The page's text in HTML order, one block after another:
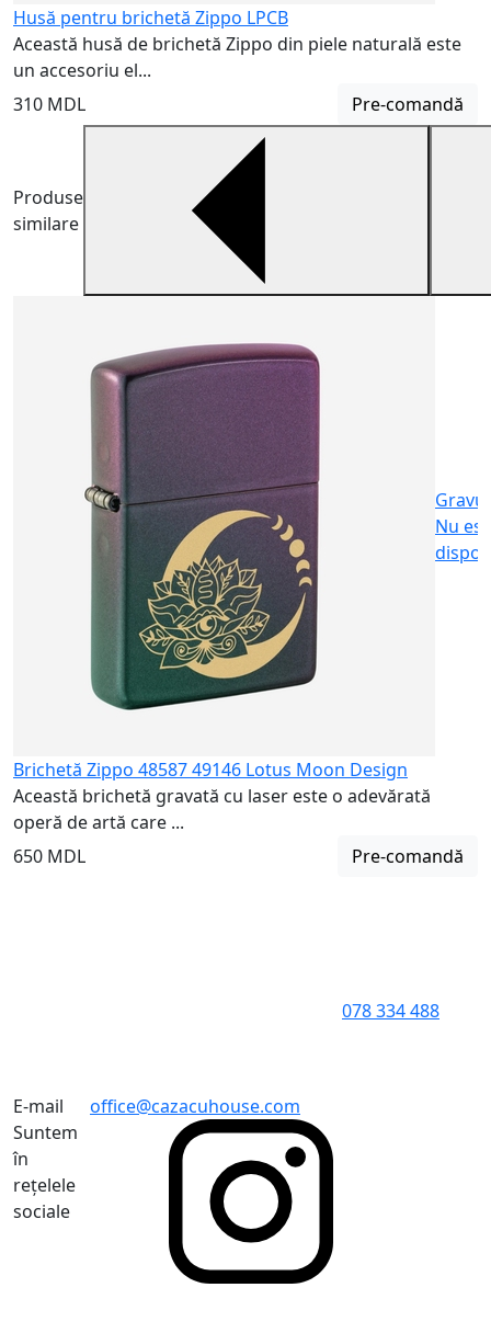
Husă pentru brichetă Zippo LPCB
Această husă de brichetă Zippo din piele naturală este
un accesoriu el...
310 MDL
Pre-comandă
Produse
similare
Nu
Brichetă Zippo 48587 49146 Lotus Moon Design
Această brichetă gravată cu laser este o adevărată
operă de artă care ...
650 MDL
Pre-comandă
078 334 488
E-mail
office@cazacuhouse.com
Suntem
în
rețelele
sociale